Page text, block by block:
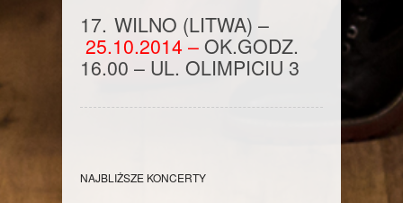
17. WILNO (LITWA) –
25.10.2014 – OK.GODZ.
16.00 – UL. OLIMPICIU 3
NAJBLIŻSZE KONCERTY